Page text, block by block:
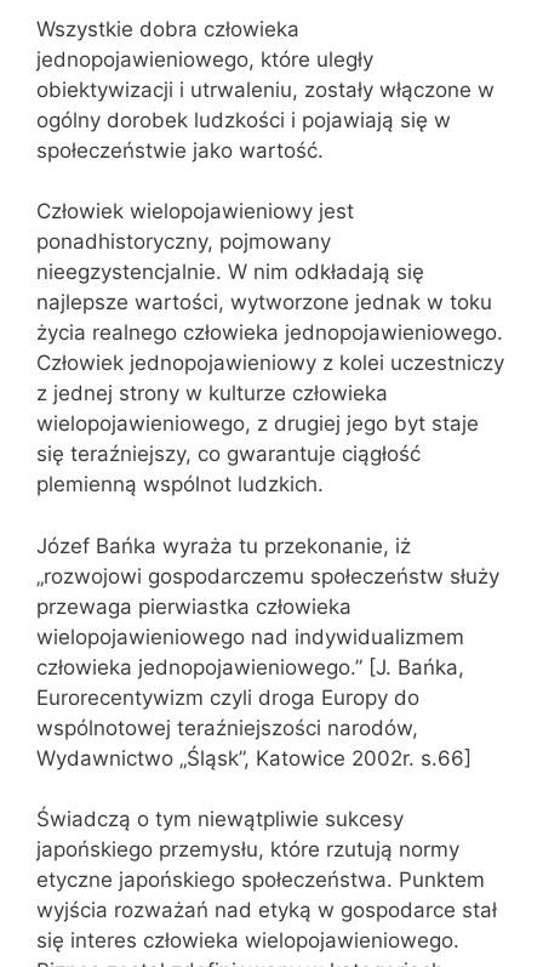
Wszystkie dobra człowieka
jednopojawieniowego, które uległy
obiektywizacji i utrwaleniu, zostały włączone w
ogólny dorobek ludzkości i pojawiają się w
społeczeństwie jako wartość.
Człowiek wielopojawieniowy jest
ponadhistoryczny, pojmowany
nieegzystencjalnie. W nim odkładają się
najlepsze wartości, wytworzone jednak w toku
życia realnego człowieka jednopojawieniowego.
Człowiek jednopojawieniowy z kolei uczestniczy
z jednej strony w kulturze człowieka
wielopojawieniowego, z drugiej jego byt staje
się teraźniejszy, co gwarantuje ciągłość
plemienną wspólnot ludzkich.
Józef Bańka wyraża tu przekonanie, iż
„rozwojowi gospodarczemu społeczeństw służy
przewaga pierwiastka człowieka
wielopojawieniowego nad indywidualizmem
człowieka jednopojawieniowego.” [J. Bańka,
Eurorecentywizm czyli droga Europy do
wspólnotowej teraźniejszości narodów,
Wydawnictwo „Śląsk”, Katowice 2002r. s.66]
Świadczą o tym niewątpliwie sukcesy
japońskiego przemysłu, które rzutują normy
etyczne japońskiego społeczeństwa. Punktem
wyjścia rozważań nad etyką w gospodarce stał
się interes człowieka wielopojawieniowego.